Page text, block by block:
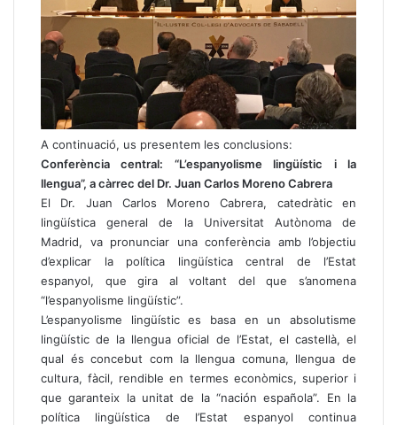
A continuació, us presentem les conclusions:
Conferència central: “L’espanyolisme lingüístic i la
llengua”, a càrrec del Dr. Juan Carlos Moreno Cabrera
El Dr. Juan Carlos Moreno Cabrera, catedràtic en
lingüística general de la Universitat Autònoma de
Madrid, va pronunciar una conferència amb l’objectiu
d’explicar la política lingüística central de l’Estat
espanyol, que gira al voltant del que s’anomena
“l’espanyolisme lingüístic”.
L’espanyolisme lingüístic es basa en un absolutisme
lingüístic de la llengua oficial de l’Estat, el castellà, el
qual és concebut com la llengua comuna, llengua de
cultura, fàcil, rendible en termes econòmics, superior i
que garanteix la unitat de la “nación española”. En la
política lingüística de l’Estat espanyol continua